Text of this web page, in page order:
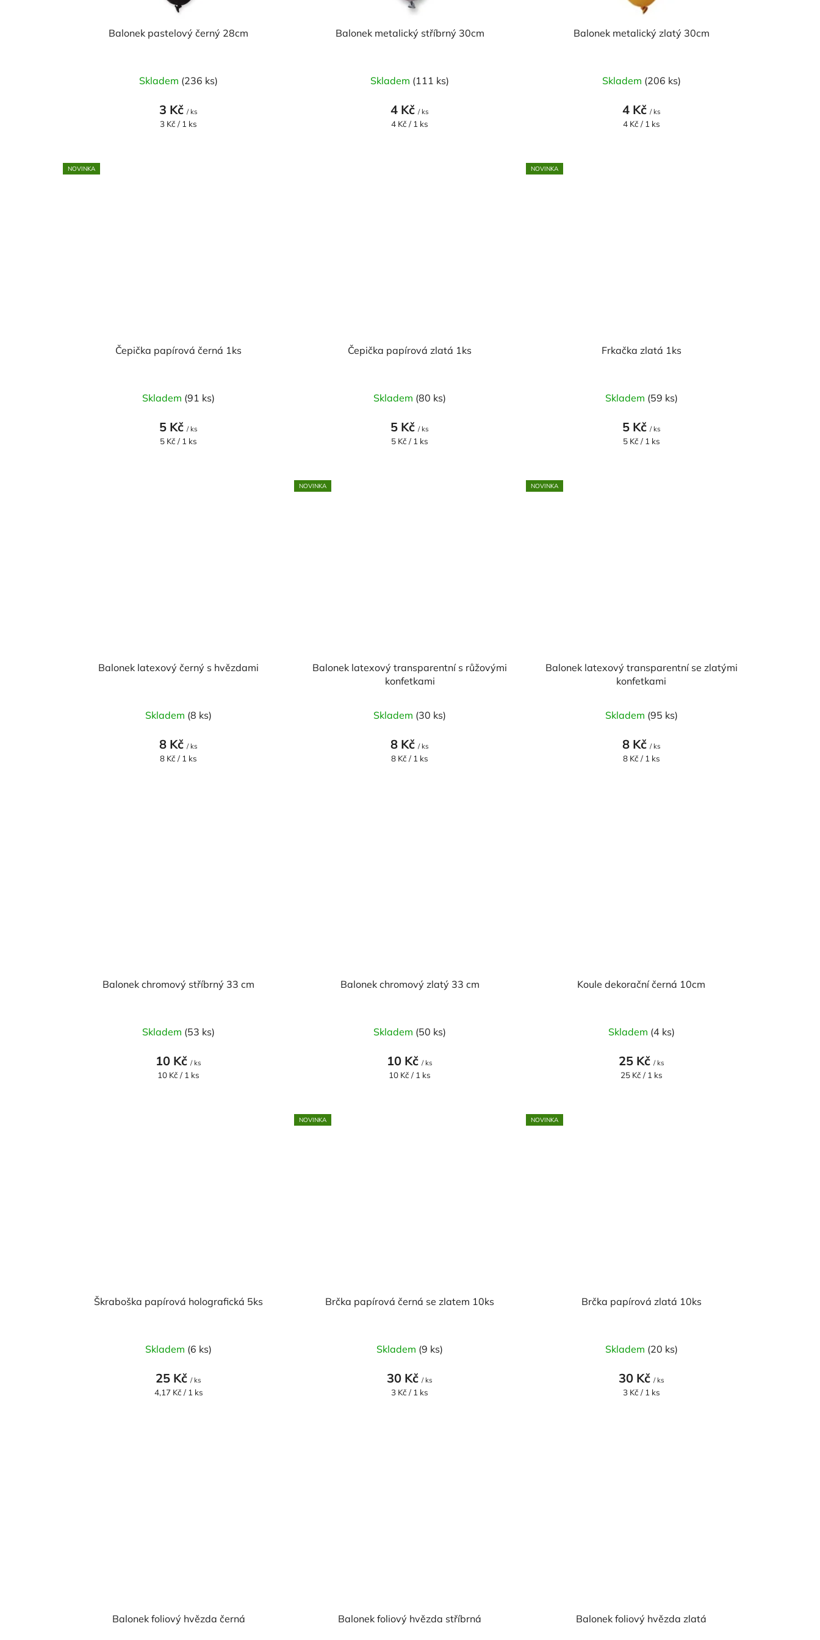
Balonek pastelový černý 28cm
Skladem (236 ks)
3 Kč/ ks
Měrná
3 Kč / 1 ks
Balonek metalický stříbrný 30cm
Skladem (111 ks)
4 Kč/ ks
Měrná
4 Kč / 1 ks
Balonek metalický zlatý 30cm
Skladem (206 ks)
4 Kč / ks
Měrná
4 Kč / 1 ks
NOVINKA
Čepička papírová černá 1ks
Skladem (91 ks)
5 Kč/ ks
Měrná
5 Kč / 1 ks
Čepička papírová zlatá 1ks
Skladem (80 ks)
5 Kč/ ks
Měrná
5 Kč / 1 ks
NOVINKA
Frkačka zlatá 1ks
Skladem (59 ks)
5 Kč / ks
Měrná
5 Kč / 1 ks
Balonek latexový černý s hvězdami
Skladem (8 ks)
8 Kč/ ks
Měrná
8 Kč / 1 ks
NOVINKA
Balonek latexový transparentní s růžovými
konfetkami
Skladem (30 ks)
8 Kč/ ks
Měrná
8 Kč / 1 ks
NOVINKA
Balonek latexový transparentní se zlatými
konfetkami
hodnocení
produktu
je
Skladem (95 ks)
8 Kč / ks
Měrná
8 Kč / 1 ks
Balonek chromový stříbrný 33 cm
Skladem (53 ks)
10 Kč/ ks
Měrná
10 Kč / 1 ks
Balonek chromový zlatý 33 cm
Skladem (50 ks)
10 Kč/ ks
Měrná
10 Kč / 1 ks
Koule dekorační černá 10cm
Skladem (4 ks)
25 Kč / ks
Měrná
25 Kč / 1 ks
Škraboška papírová holografická 5ks
Skladem (6 ks)
25 Kč/ ks
Měrná
4,17 Kč / 1 ks
NOVINKA
Brčka papírová černá se zlatem 10ks
Skladem (9 ks)
30 Kč/ ks
Měrná
3 Kč / 1 ks
NOVINKA
Brčka papírová zlatá 10ks
Skladem (20 ks)
30 Kč / ks
Měrná
3 Kč / 1 ks
Balonek foliový hvězda černá Balonek foliový hvězda stříbrná Balonek foliový hvězda zlatá